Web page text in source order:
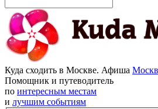
Куда сходить в Москве. Афиша
Помощник и путеводитель
по интересным местам
и лучшим событиям